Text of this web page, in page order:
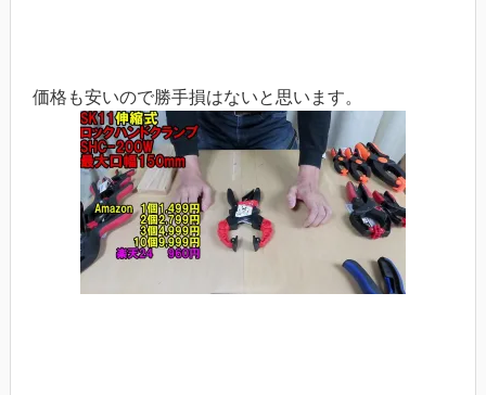
価格も安いので勝手損はないと思います。